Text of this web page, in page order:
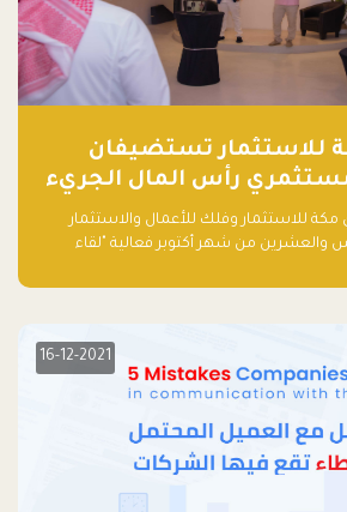
للاستثمار تستضيفان
رأس المال الجريء
للاستثمار وفلك للأعمال والاستثمار
والعشرين من شهر أكتوبر فعالية "لقاء
رأس المال الجريء وممثلي المؤسسات
16-12-2021